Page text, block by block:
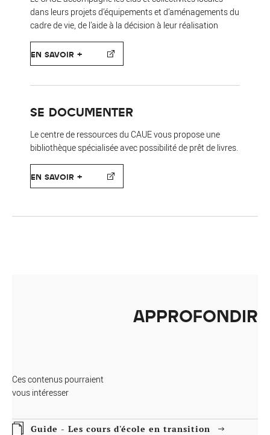
dans leurs projets d’équipements et d’aménagements du
cadre de vie, de l’aide à la décision à leur réalisation
EN SAVOIR +
SE DOCUMENTER
Le centre de ressources du CAUE vous propose une
bibliothèque spécialisée avec possibilité de prêt de livres.
EN SAVOIR +
APPROFONDIR
Ces contenus pourraient
vous intéresser
Guide - Les cours d'école en transition